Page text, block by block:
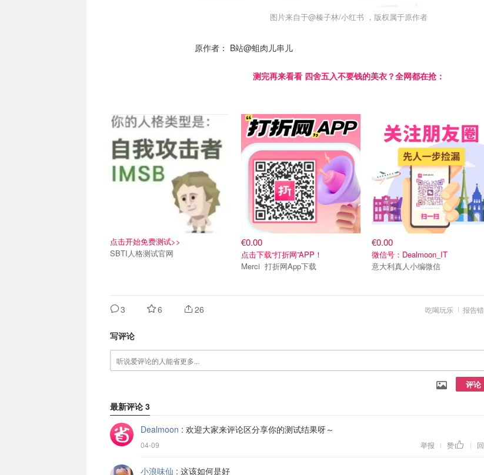
图片来自于@榛子林/小红书 ，版权属于原作者
原作者： B站@蛆肉儿串儿
测完再来看看 四舍五入不要钱的美衣？全网都在抢：
人格测试
点击开始免费测试>>
SBTI人格测试官网
关注我们
€0.00
点击下载“打折网”APP！
Merci 打折网App下载
€0.00
微信号：Dealmoon_IT
意大利真人小编微信
报告
吃喝玩乐
3 6 26
写评论
评论
最新评论 3
Dealmoon : 欢迎大家来评论区分享你的测试结果呀～
04-09 举报 | 赞 |
小浪味仙 : 这该如何是好